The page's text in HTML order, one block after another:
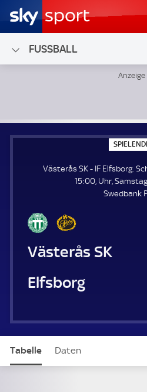
FUSSBALL
Västerås SK - IF Elfsborg.
15:00, Uhr,
Swedbank
Västerås SK
IF Elfsborg
Tabelle Daten